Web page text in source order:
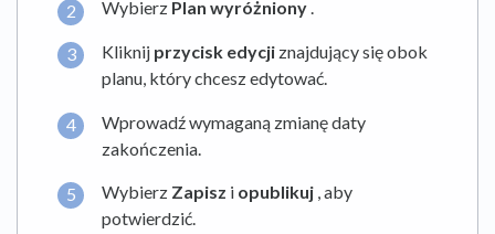
Wybierz Plan wyróżniony.
Kliknij przycisk edycji znajdujący się obok
planu, który chcesz edytować.
Wprowadź wymaganą zmianę daty
zakończenia.
Wybierz Zapisz i opublikuj , aby
potwierdzić.